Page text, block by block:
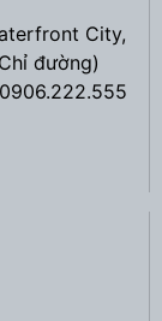
City,
Chỉ đường)